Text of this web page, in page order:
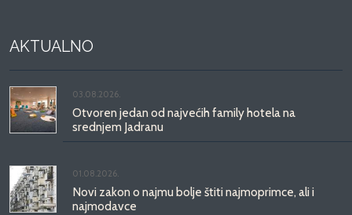
AKTUALNO
03.08.2026.
Otvoren jedan od najvećih family hotela na
srednjem Jadranu
01.08.2026.
Novi zakon o najmu bolje štiti najmoprimce, ali i
najmodavce